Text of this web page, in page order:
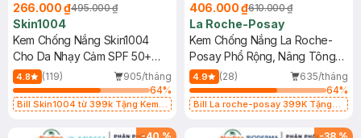
266.000 ₫495.000 ₫
Skin1004
Kem Chống Nắng Skin1004
Cho Da Nhạy Cảm SPF 50+
50ml
4.8 (119)
905/tháng
64%
Bill Skin1004 từ 399k Tặng Kem
SPF 50+ 20ml (SL Có Hạn)
406.000 ₫610.000 ₫
La Roche-Posay
Kem Chống Nắng La Roche-
Posay Phổ Rộng, Nâng Tông
Kiềm Dầu 50ml
4.9 (28)
635/tháng
64%
Bill La roche-posay 399K Tặng
(SL có hạn)